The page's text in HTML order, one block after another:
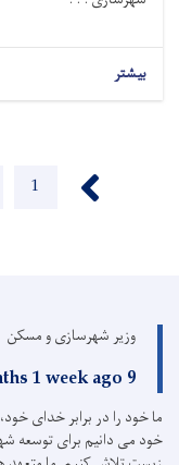
بیشتر
Page
1
وزیر شهرسازی و مسکن
9 months 1 week ago
ما خود را در برابر خدای
خود می دانیم برای توسعه